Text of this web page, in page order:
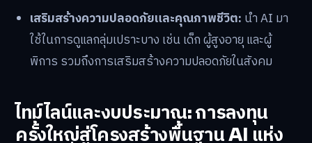
เสริมสร้างความปลอดภัยและคุณภาพชีวิต: นำ AI มา
ใช้ในการดูแลกลุ่มเปราะบาง เช่น เด็ก ผู้สูงอายุ และผู้
พิการ รวมถึงการเสริมสร้างความปลอดภัยในสังคม
ไทม์ไลน์และงบประมาณ: การลงทุน
ครั้งใหญ่สู่โครงสร้างพื้นฐาน AI แห่ง